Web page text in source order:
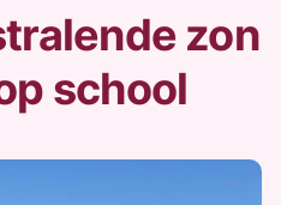
zon
school